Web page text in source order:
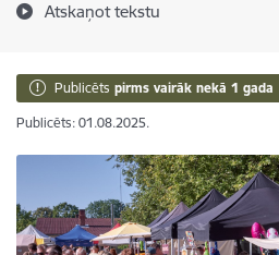
Atskaņot tekstu
Publicēts pirms vairāk nekā 1 gada
Publicēts: 01.08.2025.